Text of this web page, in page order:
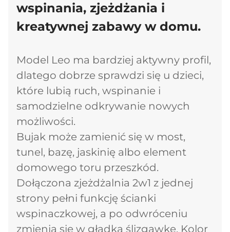
wspinania, zjeżdżania i
kreatywnej zabawy w domu.
Model Leo ma bardziej aktywny profil,
dlatego dobrze sprawdzi się u dzieci,
które lubią ruch, wspinanie i
samodzielne odkrywanie nowych
możliwości.
Bujak może zamienić się w most,
tunel, bazę, jaskinię albo element
domowego toru przeszkód.
Dołączona zjeżdżalnia 2w1 z jednej
strony pełni funkcję ścianki
wspinaczkowej, a po odwróceniu
zmienia się w gładką ślizgawkę. Kolor